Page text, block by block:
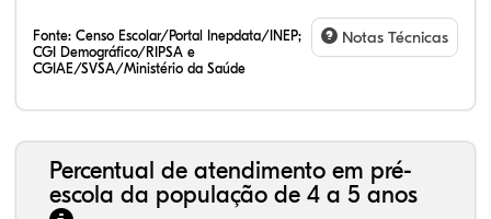
Fonte: Censo Escolar/Portal Inepdata/INEP;
CGI Demográfico/RIPSA e
CGIAE/SVSA/Ministério da Saúde
Notas Técnicas
Percentual de atendimento em pré-
escola da população de 4 a 5 anos